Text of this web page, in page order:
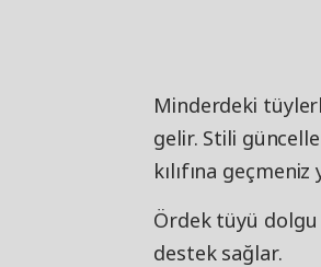
Minderdeki
gelir. Stili
kılıfına
Ördek tüyü dolgu
destek sağlar.